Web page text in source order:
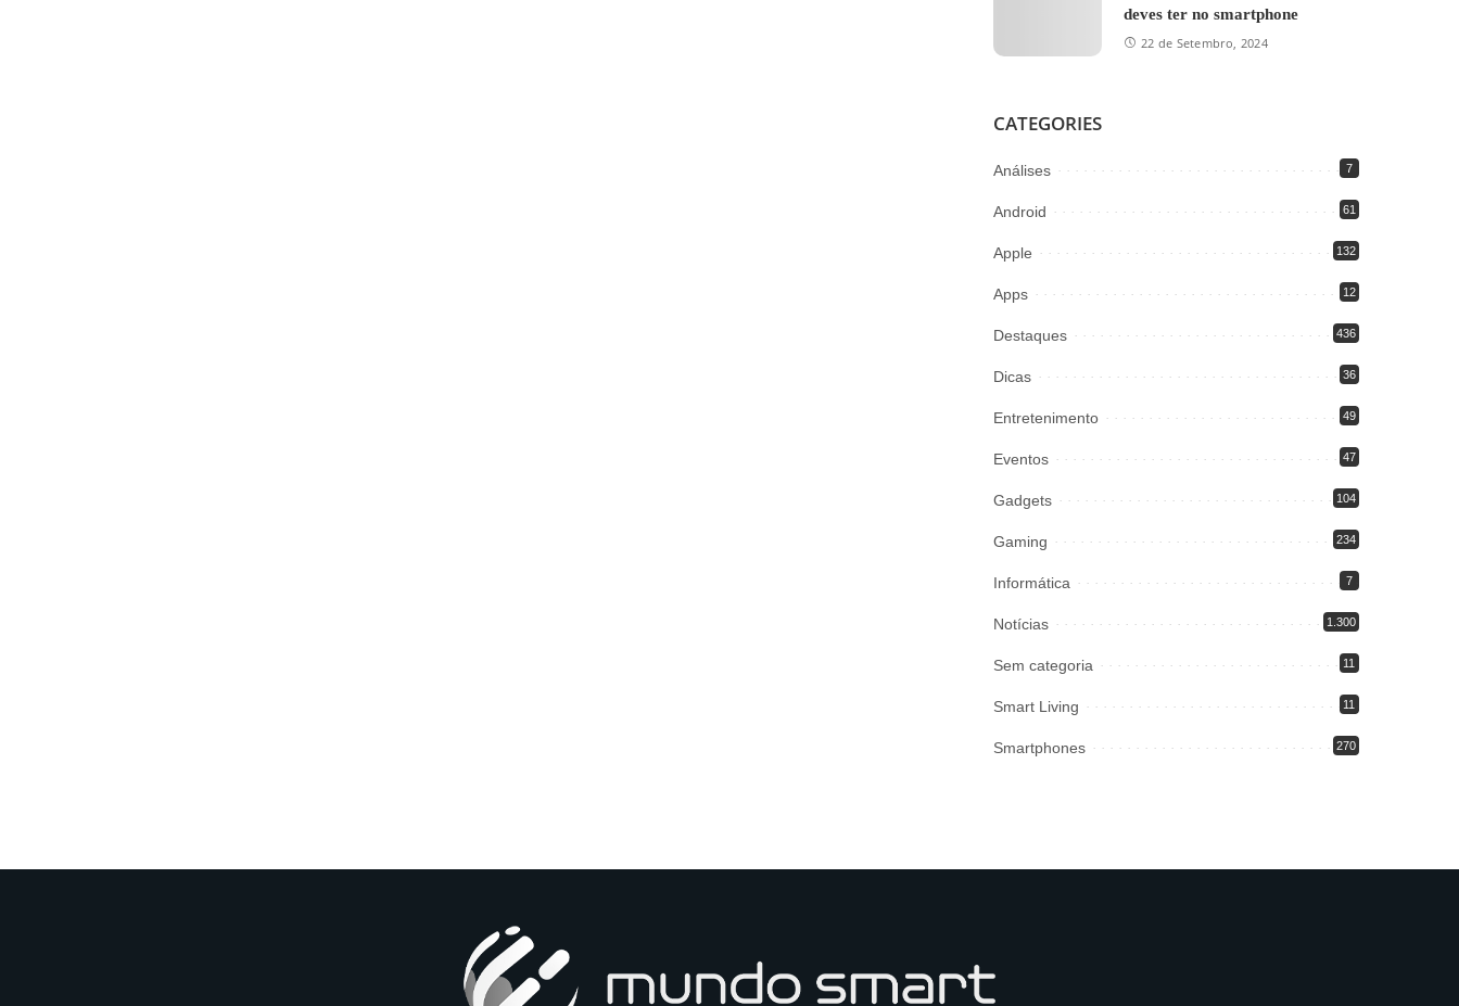
deves ter no smartphone
22 de Setembro, 2024
CATEGORIES
Análises 7
Android 61
Apple 132
Apps 12
Destaques 436
Dicas 36
Entretenimento 49
Eventos 47
Gadgets 104
Gaming 234
Informática 7
Notícias 1.300
Sem categoria 11
Smart Living 11
Smartphones 270